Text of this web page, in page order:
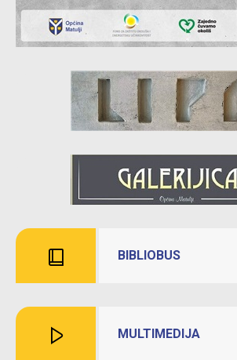
BIBLIOBUS
MULTIMEDIJA